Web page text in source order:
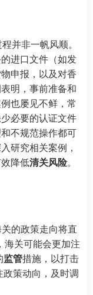
并非一帆风顺。
进口文件（如发
申报，以及对香
明，事前准备和
也屡见不鲜，常
必要的认证文件
不规范操作都可
研究相关案例，
降低清关风险。
关的政策走向将直
海关可能会更加注
监管措施，以打击
策动向，及时调